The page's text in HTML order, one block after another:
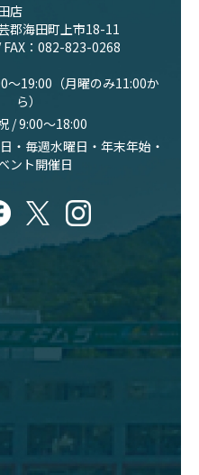
店
郡海田町上市18-11
FAX：082-823-0268
19:00（月曜のみ11:00か
ら）
/ 9:00〜18:00
・毎週水曜日・年末年始・
ント開催日